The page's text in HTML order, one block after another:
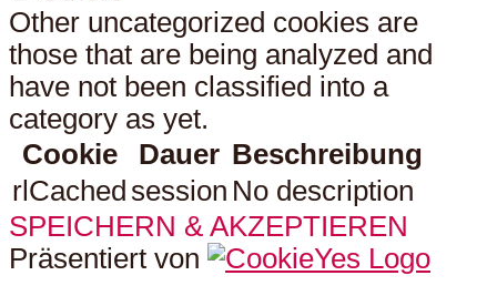
Other uncategorized cookies are
those that are being analyzed and
have not been classified into a
category as yet.
Cookie
Dauer Beschreibung
rlCached session No description
SPEICHERN & AKZEPTIEREN
Präsentiert von